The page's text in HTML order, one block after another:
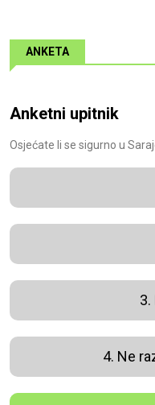
ANKETA
Anketni upitnik
Osjećate li se sigurno u
4. Ne